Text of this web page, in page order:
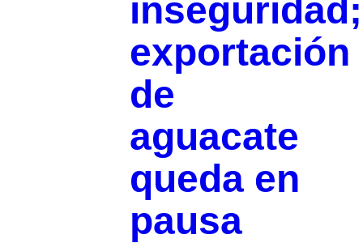
inseguridad;
exportación
de
aguacate
queda en
pausa